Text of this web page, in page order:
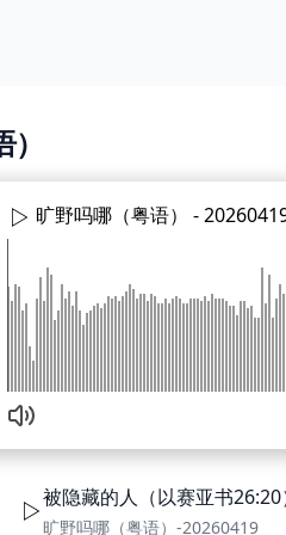
旷野吗哪（粤语） -
被隐藏的人（以赛亚书26:20
旷野吗哪（粤语）-20260419